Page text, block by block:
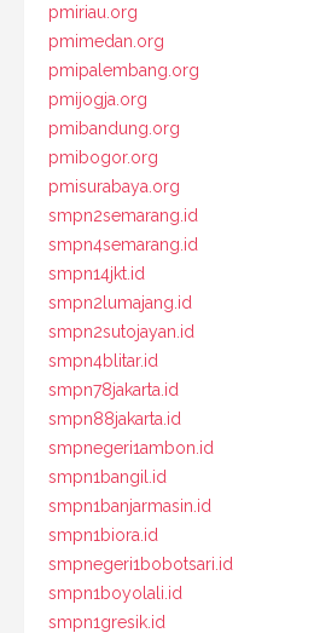
pmiriau.org
pmimedan.org
pmipalembang.org
pmijogja.org
pmibandung.org
pmibogor.org
pmisurabaya.org
smpn2semarang.id
smpn4semarang.id
smpn14jkt.id
smpn2lumajang.id
smpn2sutojayan.id
smpn4blitar.id
smpn78jakarta.id
smpn88jakarta.id
smpnegeri1ambon.id
smpn1bangil.id
smpn1banjarmasin.id
smpn1biora.id
smpnegeri1bobotsari.id
smpn1boyolali.id
smpn1gresik.id